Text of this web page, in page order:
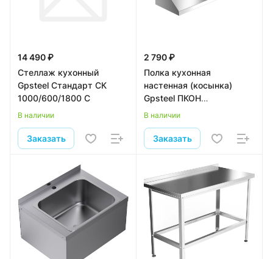
14 490 ₽
Стеллаж кухонный
Gpsteel Стандарт СК
1000/600/1800 С
В наличии
Заказать
2 790 ₽
Полка кухонная
настенная (косынка)
Gpsteel ПКОН
1/900/300/300
В наличии
Заказать